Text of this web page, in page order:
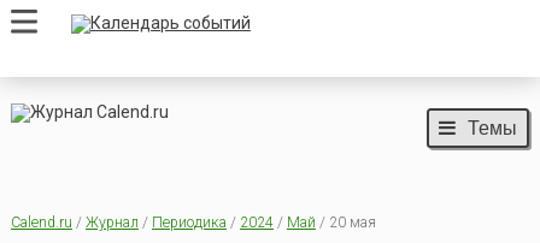
Темы
Calend.ru / Журнал / Периодика / 2024/ Май / 20 мая